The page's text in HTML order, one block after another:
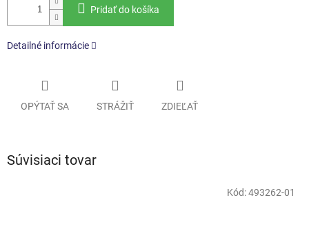
Pridať do košíka
Detailné informácie
OPÝTAŤ SA STRÁŽIŤ ZDIEĽAŤ
Súvisiaci tovar
Kód:493262-01